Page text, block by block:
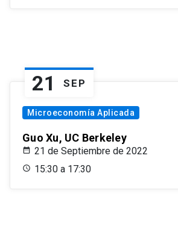
21 SEP
Microeconomía Aplicada
Guo Xu, UC Berkeley
21 de Septiembre de 2022
15:30 a 17:30